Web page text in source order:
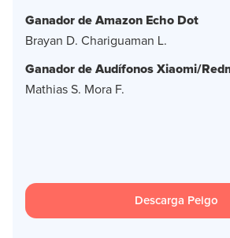
Ganador de Amazon Echo Dot
Brayan D. Chariguaman L.
Ganador de Audífonos Xiaomi/
Mathias S. Mora F.
Descarga Peigo